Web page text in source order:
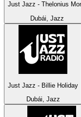
Just Jazz - Thelonius
Dubái, Jazz
Just Jazz - Billie Holiday
Dubái, Jazz